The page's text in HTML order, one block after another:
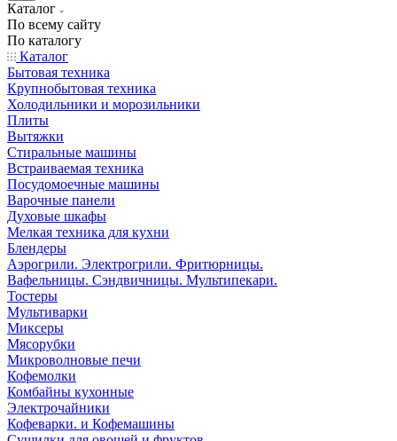
Каталог
По всему сайту
По каталогу
Каталог
Бытовая техника
Крупнобытовая техника
Холодильники и морозильники
Плиты
Вытяжки
Стиральные машины
Встраиваемая техника
Посудомоечные машины
Варочные панели
Духовые шкафы
Мелкая техника для кухни
Блендеры
Аэрогрили. Электрогрили. Фритюрницы.
Вафельницы. Сэндвичницы. Мультипекари.
Тостеры
Мультиварки
Миксеры
Мясорубки
Микроволновые печи
Кофемолки
Комбайны кухонные
Электрочайники
Кофеварки. и Кофемашины